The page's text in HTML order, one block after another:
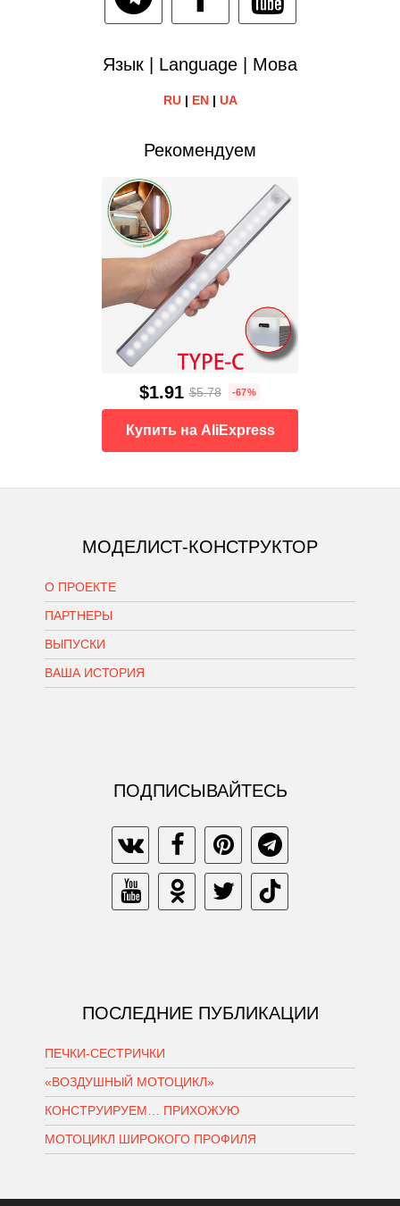
Язык | Language | Мова
RU| EN| UA
Рекомендуем
$1.91 $5.78 -67%
Купить на AliExpress
МОДЕЛИСТ-КОНСТРУКТОР
О ПРОЕКТЕ
ПАРТНЕРЫ
ВЫПУСКИ
ВАША ИСТОРИЯ
ПОДПИСЫВАЙТЕСЬ
ПОСЛЕДНИЕ ПУБЛИКАЦИИ
ПЕЧКИ-СЕСТРИЧКИ
«ВОЗДУШНЫЙ МОТОЦИКЛ»
КОНСТРУИРУЕМ… ПРИХОЖУЮ
МОТОЦИКЛ ШИРОКОГО ПРОФИЛЯ